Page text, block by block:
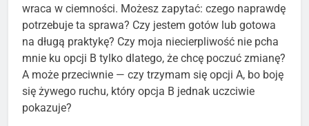
wraca w ciemności. Możesz zapytać: czego naprawdę
potrzebuje ta sprawa? Czy jestem gotów lub gotowa
na długą praktykę? Czy moja niecierpliwość nie pcha
mnie ku opcji B tylko dlatego, że chcę poczuć zmianę?
A może przeciwnie — czy trzymam się opcji A, bo boję
się żywego ruchu, który opcja B jednak uczciwie
pokazuje?